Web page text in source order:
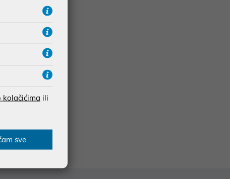
€
kolačićima ili
sve